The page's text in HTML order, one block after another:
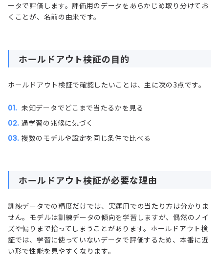
ータで評価します。評価用のデータをあらかじめ取り分けてお
くことが、名前の由来です。
ホールドアウト検証の目的
ホールドアウト検証で確認したいことは、主に次の3点です。
未知データでどこまで当たるかを見る
過学習の兆候に気づく
複数のモデルや設定を同じ条件で比べる
ホールドアウト検証が必要な理由
訓練データでの精度だけでは、実運用での当たり方は分かりま
せん。モデルは訓練データの傾向を学習しますが、偶然のノイ
ズや偏りまで拾ってしまうことがあります。ホールドアウト検
証では、学習に使っていないデータで評価するため、本番に近
い形で性能を見やすくなります。